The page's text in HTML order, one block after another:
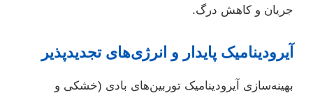
جریان و کاهش درگ.
آیرودینامیک پایدار و انرژی‌های تجدیدپذیر
بهینه‌سازی آیرودینامیک توربین‌های بادی (خشکی و